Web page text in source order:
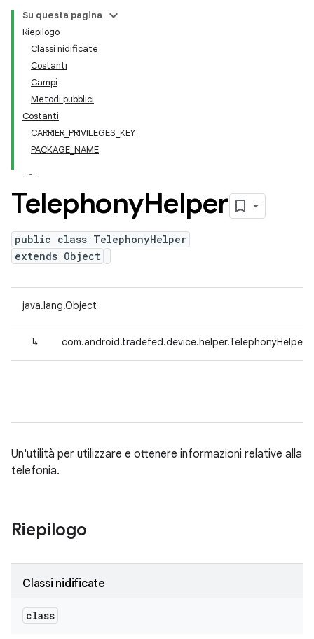
Su questa pagina
Riepilogo
Classi nidificate
Costanti
Campi
Metodi pubblici
Costanti
CARRIER_PRIVILEGES_KEY
PACKAGE_NAME
TelephonyHelper
public class TelephonyHelper
extends Object
java.lang.Object
↳ com.android.tradefed.device.helper.TelephonyHelper
Un'utilità per utilizzare e ottenere informazioni relative alla
telefonia.
Riepilogo
Classi nidificate
class